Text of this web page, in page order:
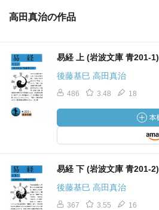
高田真治の作品
易経 上 (岩波文庫 青201-1)
後藤基巳 高田真治
486 3.48 18
易経 下 (岩波文庫 青201-2)
後藤基巳 高田真治
367 3.55 16